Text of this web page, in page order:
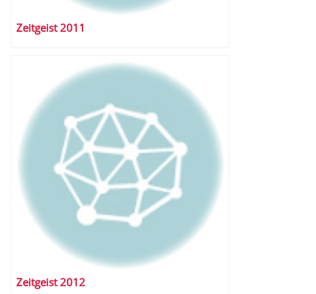
Zeitgeist 2011
Zeitgeist 2012